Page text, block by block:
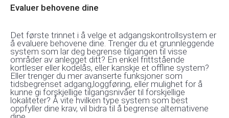
Evaluer behovene dine
Det første trinnet i å velge et adgangskontrollsystem er
å evaluere behovene dine. Trenger du et grunnleggende
system som lar deg begrense tilgangen til visse
områder av anlegget ditt? En enkel frittstående
kortleser eller kodelås, eller kanskje et offline system?
Eller trenger du mer avanserte funksjoner som
tidsbegrenset adgang,loggføring, eller mulighet for å
kunne gi forskjellige tilgangsnivåer til forskjellige
lokaliteter? Å vite hvilken type system som best
oppfyller dine krav, vil bidra til å begrense alternativene